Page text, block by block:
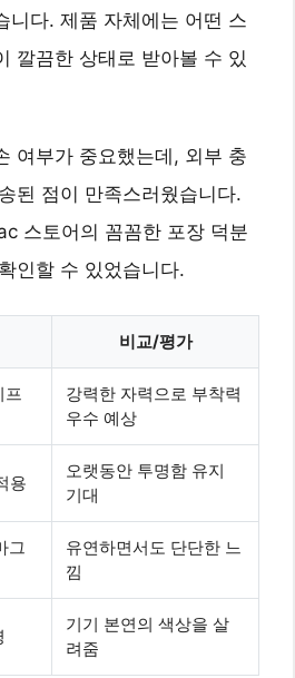
니다. 제품 자체에는 어떤 스
깔끔한 상태로 받아볼 수 있
여부가 중요했는데, 외부 충
된 점이 만족스러웠습니다.
스토어의 꼼꼼한 포장 덕분
인할 수 있었습니다.
비교/평가
프
강력한 자력으로 부착력
우수 예상
용
오랫동안 투명함 유지
기대
그
유연하면서도 단단한 느
낌
기기 본연의 색상을 살
려줌